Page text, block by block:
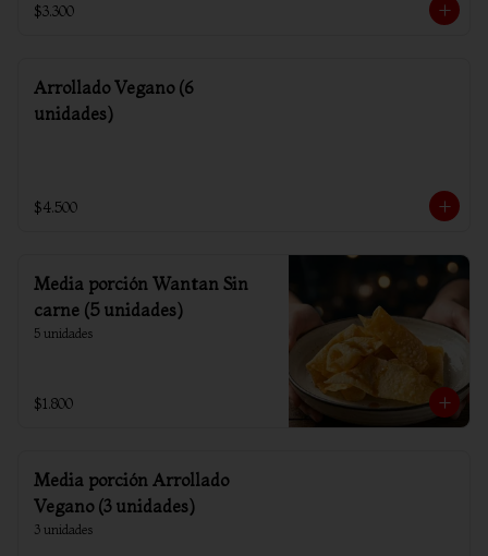
$3.300
Arrollado Vegano (6
unidades)
$4.500
Media porción Wantan Sin
carne (5 unidades)
5 unidades
$1.800
Media porción Arrollado
Vegano (3 unidades)
3 unidades